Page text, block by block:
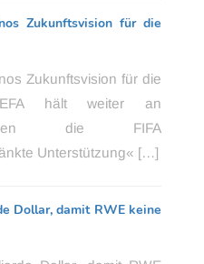
Zukunftsvision für die
Zukunftsvision für die
hält weiter an
die FIFA
Unterstützung« […]
Dollar, damit RWE keine